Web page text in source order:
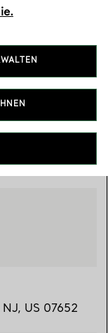
07652
NJ, US 07652